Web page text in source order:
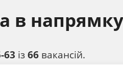
в
63 із66 вакансій.